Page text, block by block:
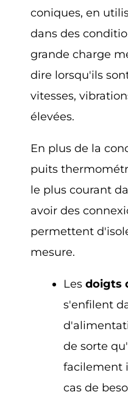
coniques, en
dans des
grande charge
dire lorsqu'ils
vitesses,
élevées.
En plus de la
puits
le plus courant
avoir des
permettent
mesure.
Les doigts
s'enfilent
de sorte
facilement
cas de